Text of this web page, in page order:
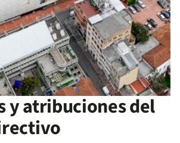
y atribuciones del